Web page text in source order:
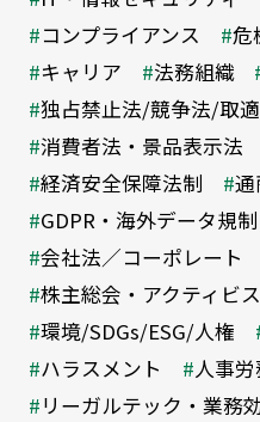
コンプライアンス
危
キャリア
法務組織
独占禁止法/競争法/取
消費者法・景品表示法
経済安全保障法制
GDPR・海外データ規制
会社法／コーポレート
株主総会・アクティビ
環境/SDGs/ESG/人権
ハラスメント
人事
リーガルテック・業務